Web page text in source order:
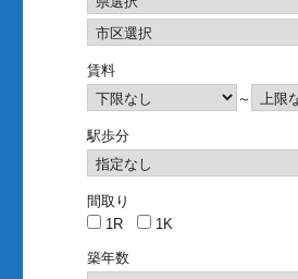
賃料
～
駅歩分
間取り
1R
1K
築年数